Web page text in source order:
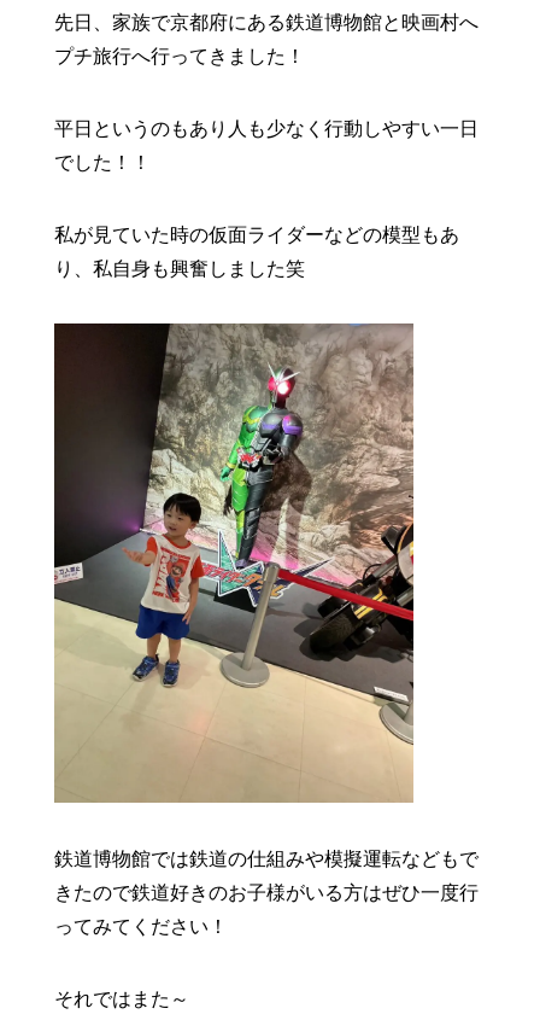
先日、家族で京都府にある鉄道博物館と映画村へ
プチ旅行へ行ってきました！
平日というのもあり人も少なく行動しやすい一日
でした！！
私が見ていた時の仮面ライダーなどの模型もあ
り、私自身も興奮しました笑
鉄道博物館では鉄道の仕組みや模擬運転などもで
きたので鉄道好きのお子様がいる方はぜひ一度行
ってみてください！
それではまた～